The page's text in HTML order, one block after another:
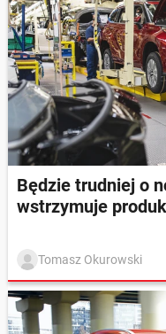
Będzie trudniej o
wstrzymuje
Tomasz Okurowski